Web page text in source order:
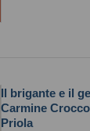
Il brigante e il
Carmine
Priola